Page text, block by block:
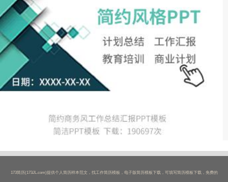
173简历(173JL.com)提供个人简历样本范文，找工作简历模板，电子版简历模板下载，可填写简历模板下载，免费的